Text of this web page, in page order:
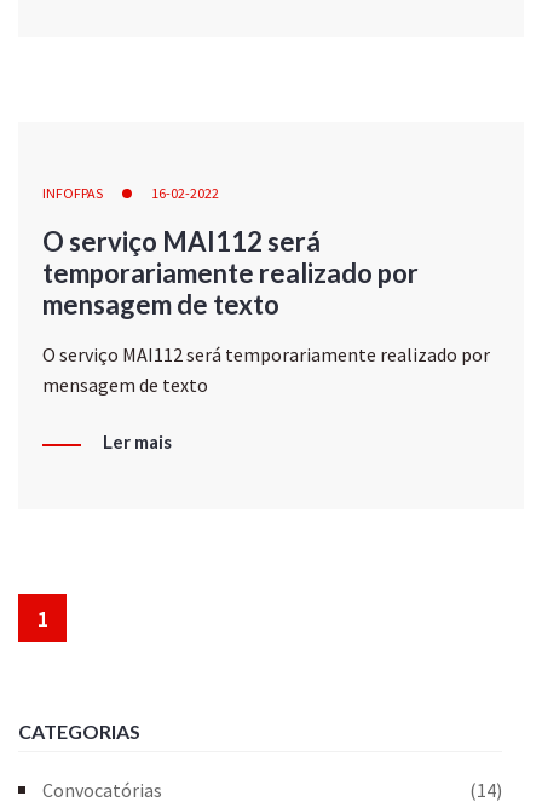
INFOFPAS 16-02-2022
O serviço MAI112 será
temporariamente realizado por
mensagem de texto
O serviço MAI112 será temporariamente realizado por
mensagem de texto
Ler mais
1
CATEGORIAS
Convocatórias
(14)